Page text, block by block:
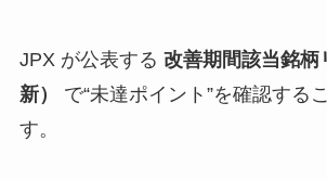
JPX が公表する 改善期間該当銘柄
新）
で“未達ポイント”を確認する
す。